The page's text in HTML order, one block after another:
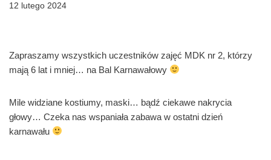
12 lutego 2024
Zapraszamy wszystkich uczestników zajęć MDK nr 2, którzy
mają 6 lat i mniej… na Bal Karnawałowy
Mile widziane kostiumy, maski… bądź ciekawe nakrycia
głowy… Czeka nas wspaniała zabawa w ostatni dzień
karnawału